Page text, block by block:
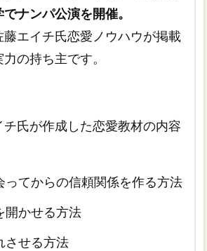
ナンパ公演を開催。
藤エイチ氏恋愛ノウハウが掲載
の持ち主です。
チ氏が作成した恋愛教材の内容
ってからの信頼関係を作る方法
開かせる方法
させる方法